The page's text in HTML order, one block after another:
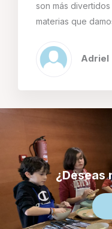
son más
materias que
Adriel
¿Deseas